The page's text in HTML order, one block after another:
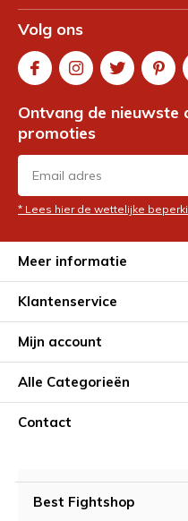
Volg ons
Ontvang de nieuwste
promoties
* Lees hier de wettelijke
Meer informatie
Klantenservice
Mijn account
Alle Categorieën
Contact
Best Fightshop